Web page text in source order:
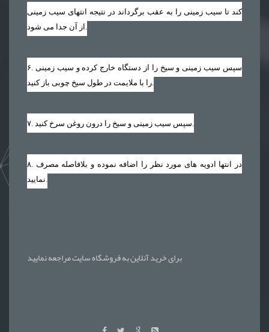
کند تا سیب زمینی را به عقب برگرداند در نتیجه انتهای سیب زمینی
۶
۷
۸
برای خرید آنلاین به فروشگاه سایت مراجعه نمایید